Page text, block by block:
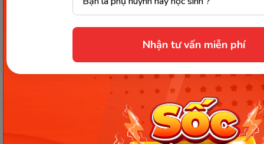
Nhận tư vấn miễn phí
thai hoặc kết quả kiểm tra thai không chính xác.
Cần làm gì khi IUI thất bại?
IUI là phương pháp hỗ trợ sinh sản có tỉ lệ thành
công cao. Tuy nhiên nếu iui 10 ngày không có dấu
hiệu gì thì chúng ta vẫn không thể loại trừ khả
năng bi thất bại. Điều này chắc chắn sẽ khiến các